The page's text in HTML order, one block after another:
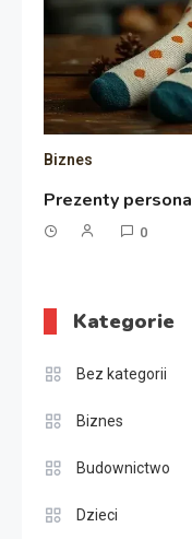
Biznes
Prezenty
0
Kategorie
Bez kategorii
Biznes
Budownictwo
Dzieci